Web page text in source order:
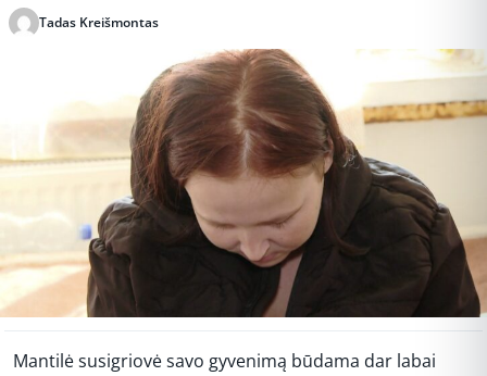
Tadas Kreišmontas
Mantilė susigriovė savo gyvenimą būdama dar labai